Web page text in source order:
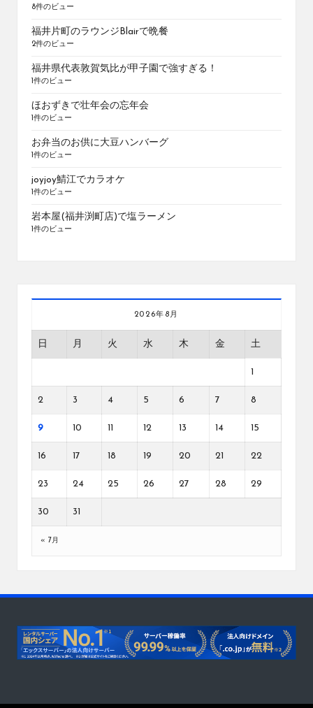
8件のビュー
福井片町のラウンジBlairで晩餐
2件のビュー
福井県代表敦賀気比が甲子園で強すぎる！
1件のビュー
ほおずきで壮年会の忘年会
1件のビュー
お弁当のお供に大豆ハンバーグ
1件のビュー
joyjoy鯖江でカラオケ
1件のビュー
岩本屋(福井渕町店)で塩ラーメン
1件のビュー
2026年8月
日 月 火 水 木 金 土
2 3 4 5 6 7 8
9 10 12 13 14 15
16 17 18 19 20 21 22
23 24 25 26 27 28 29
30 31
« 7月